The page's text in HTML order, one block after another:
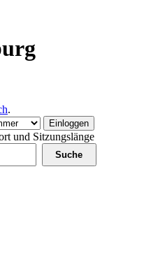
.
und Sitzungslänge